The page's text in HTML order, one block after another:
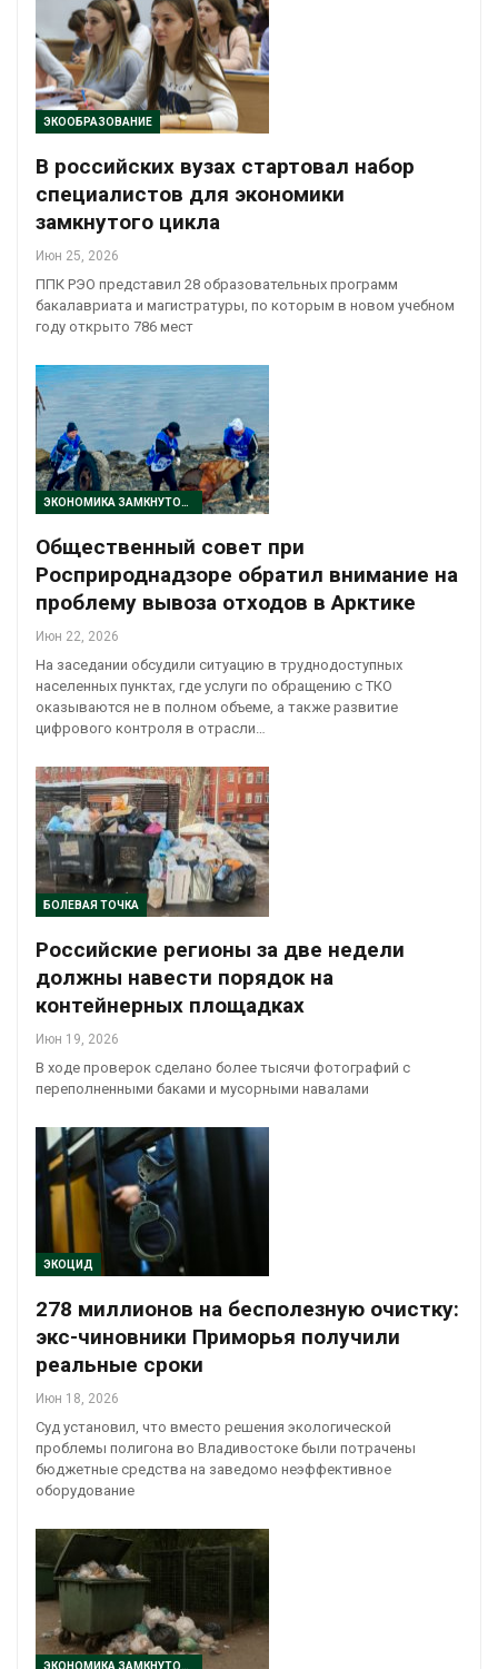
ЭКООБРАЗОВАНИЕ
В российских вузах стартовал набор
специалистов для экономики
замкнутого цикла
Июн 25, 2026
ППК РЭО представил 28 образовательных программ
бакалавриата и магистратуры, по которым в новом учебном
году открыто 786 мест
ЭКОНОМИКА ЗАМКНУТОГО ЦИКЛА
Общественный совет при
Росприроднадзоре обратил внимание на
проблему вывоза отходов в Арктике
Июн 22, 2026
На заседании обсудили ситуацию в труднодоступных
населенных пунктах, где услуги по обращению с ТКО
оказываются не в полном объеме, а также развитие
цифрового контроля в отрасли…
БОЛЕВАЯ ТОЧКА
Российские регионы за две недели
должны навести порядок на
контейнерных площадках
Июн 19, 2026
В ходе проверок сделано более тысячи фотографий с
переполненными баками и мусорными навалами
ЭКОЦИД
278 миллионов на бесполезную очистку:
экс-чиновники Приморья получили
реальные сроки
Июн 18, 2026
Суд установил, что вместо решения экологической
проблемы полигона во Владивостоке были потрачены
бюджетные средства на заведомо неэффективное
оборудование